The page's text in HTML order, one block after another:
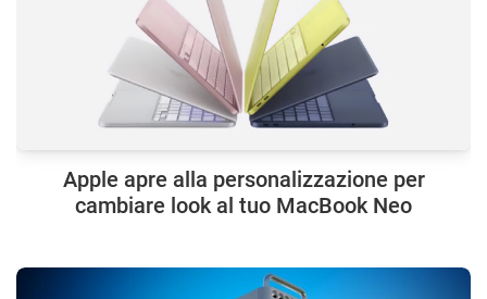
Apple apre alla personalizzazione per
cambiare look al tuo MacBook Neo